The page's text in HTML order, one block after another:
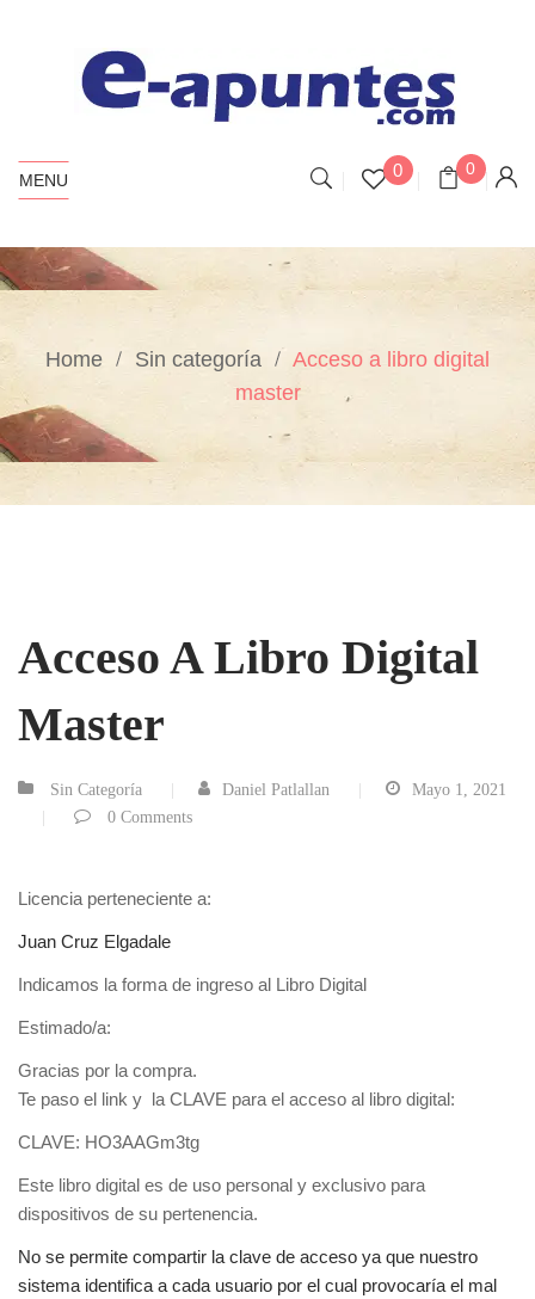
MENU 0 0
Home Sin categoría
Acceso a libro digital
master
Acceso A Libro Digital
Master
Sin Categoría Daniel Patlallan
Mayo 1, 2021
0 Comments
Licencia perteneciente a:
Juan Cruz Elgadale
Indicamos la forma de ingreso al Libro Digital
Estimado/a:
Gracias por la compra.
Te paso el link y la CLAVE para el acceso al libro digital:
CLAVE: HO3AAGm3tg
Este libro digital es de uso personal y exclusivo para
dispositivos de su pertenencia.
No se permite compartir la clave de acceso ya que nuestro
sistema identifica a cada usuario por el cual provocaría el mal